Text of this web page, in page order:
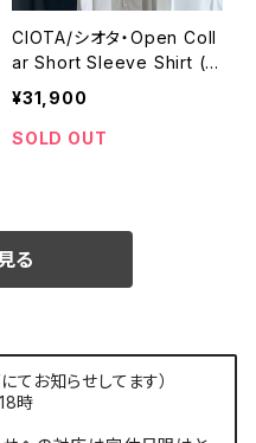
CIOTA/シオタ・Open Coll
ar Short Sleeve Shirt (C
otton/Rayon)
¥31,900
SOLD OUT
る
お知らせしてます）
時